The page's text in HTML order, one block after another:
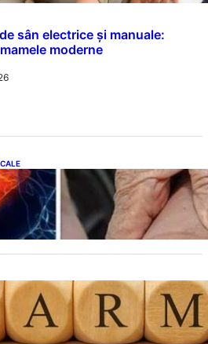
sân electrice și manuale:
moderne
Semnalul Ușor Ignorat de la
Importanța Diagnosticării Timpurii
Impactul Emoțional Asupra
și Vărsător